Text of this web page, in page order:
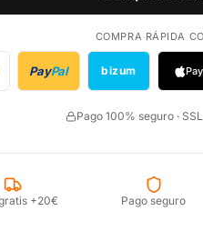
COMPRA RÁPIDA
PayPal bizum Pay
Pago 100% seguro ·
+20€ Pago seguro